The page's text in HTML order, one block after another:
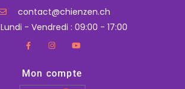
contact@chienzen.ch
Lundi - Vendredi : 09:00 - 17:00
Mon compte